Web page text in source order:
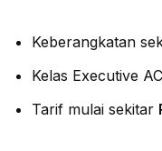
Keberangkatan
Kelas Executive AC
Tarif mulai sekitar